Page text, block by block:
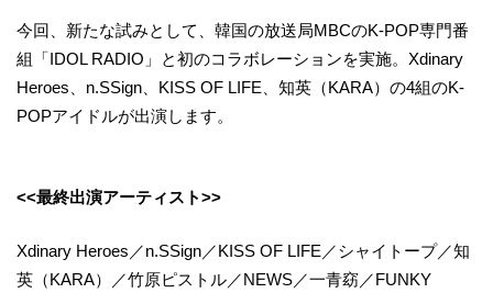
今回、新たな試みとして、韓国の放送局MBCのK-POP専門番
組「IDOL RADIO」と初のコラボレーションを実施。Xdinary
Heroes、n.SSign、KISS OF LIFE、知英（KARA）の4組のK-
POPアイドルが出演します。
<<最終出演アーティスト>>
Xdinary Heroes／n.SSign／KISS OF LIFE／シャイトープ／知
英（KARA）／竹原ピストル／NEWS／一青窈／FUNKY